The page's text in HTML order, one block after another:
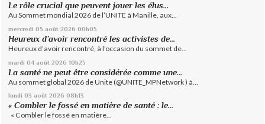
Le rôle crucial que peuvent jouer les élus...
Au Sommet mondial 2026 de l’UNITE à Manille, aux...
mercredi 05 août 2026 00h05
Heureux d’avoir rencontré les activistes de...
Heureux d’avoir rencontré, à l’occasion du sommet de...
mardi 04 août 2026 10h25
La santé ne peut être considérée comme une...
Au sommet global 2026 de Unite (@UNITE_MPNetwork ) à...
lundi 03 août 2026 08h13
« Combler le fossé en matière de santé : le...
« Combler le fossé en matière...